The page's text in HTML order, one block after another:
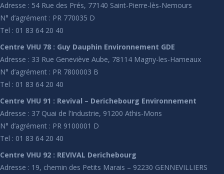
Adresse : 54 Rue des Prés, 77140 Saint-Pierre-lès-Nemours
N° d’agrément : PR 770035 D
Tel : 01 83 64 20 40
Centre VHU 78 : Guy Dauphin Environnement GDE
Adresse : 33 Rue Geneviève Aube, 78114 Magny-les-Hameaux
N° d’agrément : PR 7800003 B
Tel : 01 83 64 20 40
Centre VHU 91 : Revival – Derichebourg Environnement
Adresse : 37 Quai de l’Industrie, 91200 Athis-Mons
N° d’agrément : PR 9100001 D
Tel : 01 83 64 20 40
Centre VHU 92 : REVIVAL Derichebourg
Adresse : 19, chemin des Petits Marais – 92230 GENNEVILLIERS